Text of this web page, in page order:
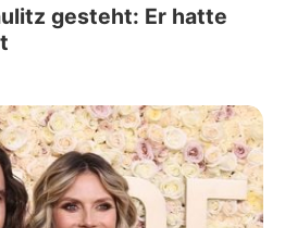
gesteht: Er hatte